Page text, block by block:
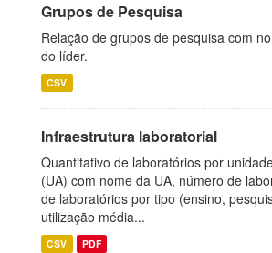
Grupos de Pesquisa
Relação de grupos de pesquisa com
do líder.
CSV
Infraestrutura laboratorial
Quantitativo de laboratórios por
(UA) com nome da UA, número de
de laboratórios por tipo (ensino,
utilização média...
CSV PDF